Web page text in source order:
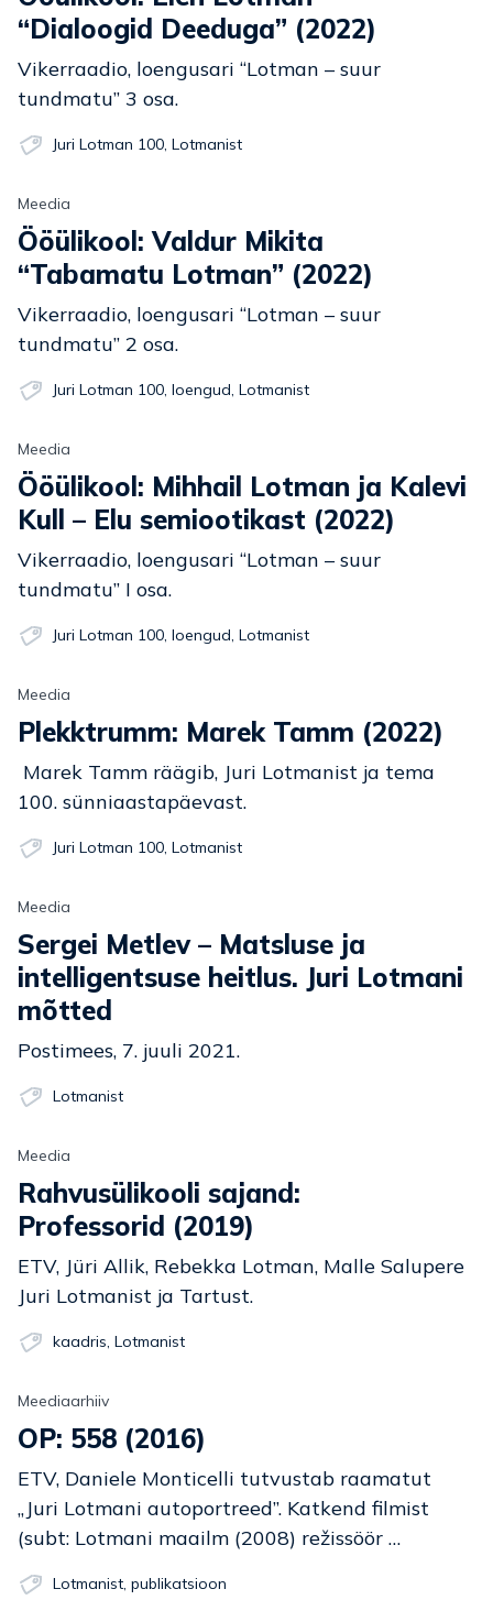
“Dialoogid Deeduga” (2022)
Vikerraadio, loengusari “Lotman – suur
tundmatu” 3 osa.
Juri Lotman 100, Lotmanist
Meedia
Ööülikool: Valdur Mikita
“Tabamatu Lotman” (2022)
Vikerraadio, loengusari “Lotman – suur
tundmatu” 2 osa.
Juri Lotman 100, loengud, Lotmanist
Meedia
Ööülikool: Mihhail Lotman ja Kalevi
Kull – Elu semiootikast (2022)
Vikerraadio, loengusari “Lotman – suur
tundmatu” I osa.
Juri Lotman 100, loengud, Lotmanist
Meedia
Plekktrumm: Marek Tamm (2022)
Marek Tamm räägib, Juri Lotmanist ja tema
100. sünniaastapäevast.
Juri Lotman 100, Lotmanist
Meedia
Sergei Metlev – Matsluse ja
intelligentsuse heitlus. Juri Lotmani
mõtted
Postimees, 7. juuli 2021.
Lotmanist
Meedia
Rahvusülikooli sajand:
Professorid (2019)
ETV, Jüri Allik, Rebekka Lotman, Malle Salupere
Juri Lotmanist ja Tartust.
kaadris, Lotmanist
Meediaarhiiv
OP: 558 (2016)
ETV, Daniele Monticelli tutvustab raamatut
„Juri Lotmani autoportreed”. Katkend filmist
(subt: Lotmani maailm (2008) režissöör …
Lotmanist, publikatsioon